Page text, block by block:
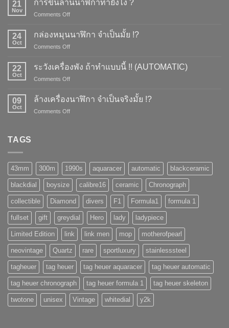
21
Nov
การขึ้นลานนาฬิกาทำยังไง ?
Comments Offon
ยัง
24
Oct
กล่องหมุนนาฬิกา จำเป็นมั้ย !?
Comments Offon
หมุน
!?
22
Oct
ระวังเครื่องพัง ถ้าทำแบบนี้ !! (AUTOMATIC)
Comments Offon
เครื่อง
09
Oct
ล้างเครื่องนาฬิกา จำเป็นจริงมั้ย !?
Comments Offon
มั้ย
!?
TAGS
43mm 300m 1990s aquaracer automatic blackceramic
blackdial boysize calibre16 ceramic Chronograph
collectible Diamond divers F1 Formula1 formula 1
fullset gift greydial Hero lady ladypiece
Limited Edition link link men mop motherofpearl
neovintage Quartz rare sportluxury stainlesssteel
tagheuer tag heuer tag heuer aquaracer tag heuer automatic
tag heuer chronograph tag heuer formula 1 tag heuer skeleton
twotone unisex Vintage whitedial y2k